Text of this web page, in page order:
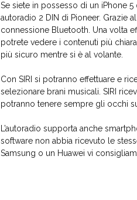
Se siete in possesso di un iPhone
autoradio 2 DIN di Pioneer. Grazie
connessione Bluetooth. Una volta
potrete vedere i contenuti più
più sicuro mentre si è al volante.
Con SIRI si potranno effettuare e
selezionare brani musicali. SIRI
potranno tenere sempre gli occhi
L’autoradio supporta anche
software non abbia ricevuto le
Samsung o un Huawei vi